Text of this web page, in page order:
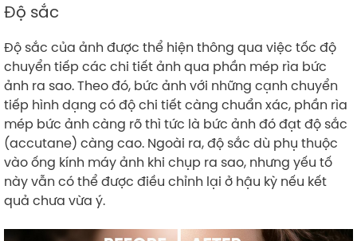
Độ sắc
Độ sắc của ảnh được thể hiện thông qua việc tốc độ
chuyển tiếp các chi tiết ảnh qua phần mép rìa bức
ảnh ra sao. Theo đó, bức ảnh với những cạnh chuyển
tiếp hình dạng có độ chi tiết càng chuẩn xác, phần rìa
mép bức ảnh càng rõ thì tức là bức ảnh đó đạt độ sắc
(accutane) càng cao. Ngoài ra, độ sắc dù phụ thuộc
vào ống kính máy ảnh khi chụp ra sao, nhưng yếu tố
này vẫn có thể được điều chỉnh lại ở hậu kỳ nếu kết
quả chưa vừa ý.